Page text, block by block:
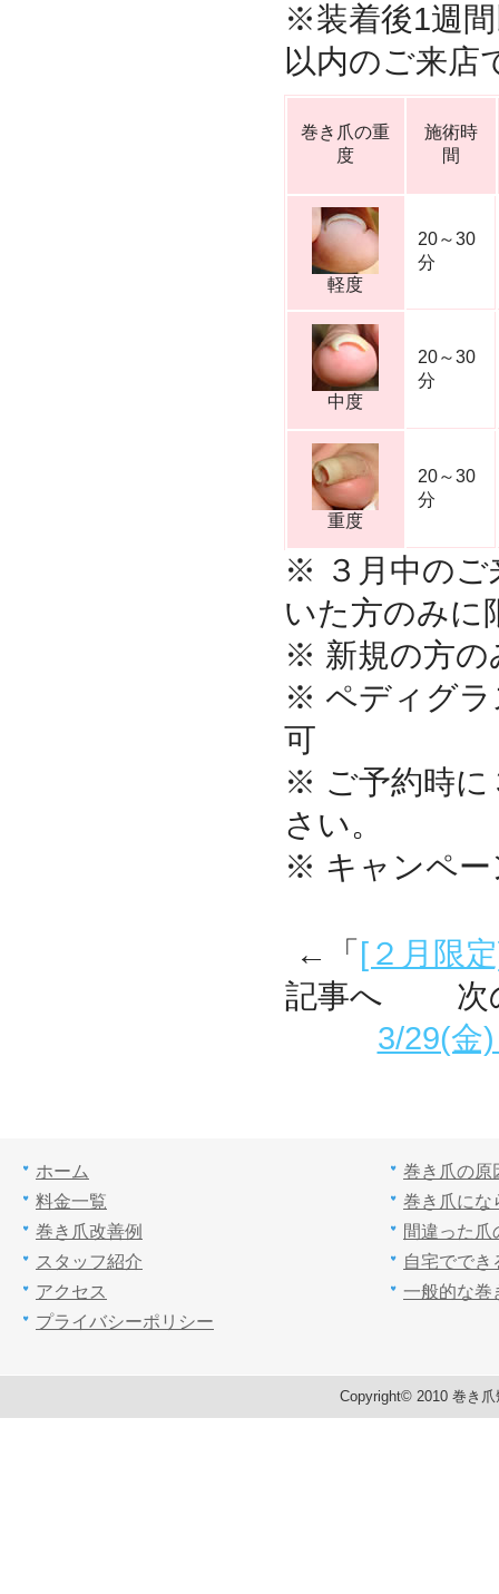
※装着後1週
以内のご来店
巻き爪の重
度
施術時
間
軽度
20～30
分
中度
20～30
分
重度
20～30
分
※ ３月中のご
いた方のみに
※ 新規の方
※ ペディグ
可
※ ご予約時に
さい。
※ キャンペー
←「 [２月限
記事へ 次
3/29(金
ホーム
料金一覧
巻き爪改善例
スタッフ紹介
アクセス
プライバシーポリシー
巻き爪の原
巻き爪にな
間違った爪
自宅ででき
一般的な巻
Copyright© 2010 巻き